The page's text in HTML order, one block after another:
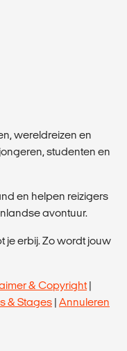
wereldreizen en
studenten en
en helpen reizigers
avontuur.
je erbij. Zo wordt jouw
& Copyright|
& Stages | Annuleren